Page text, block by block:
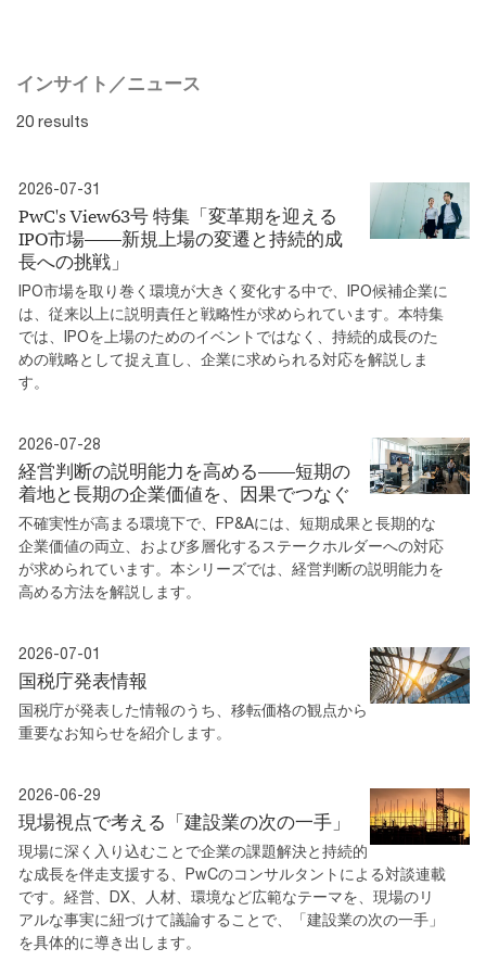
インサイト／ニュース
20 results
2026-07-31
PwC's View63号 特集「変革期を迎える
IPO市場――新規上場の変遷と持続的成
長への挑戦」
IPO市場を取り巻く環境が大きく変化する中で、IPO候補企業に
は、従来以上に説明責任と戦略性が求められています。本特集
では、IPOを上場のためのイベントではなく、持続的成長のた
めの戦略として捉え直し、企業に求められる対応を解説しま
す。
2026-07-28
経営判断の説明能力を高める――短期の
着地と長期の企業価値を、因果でつなぐ
不確実性が高まる環境下で、FP&Aには、短期成果と長期的な
企業価値の両立、および多層化するステークホルダーへの対応
が求められています。本シリーズでは、経営判断の説明能力を
高める方法を解説します。
2026-07-01
国税庁発表情報
国税庁が発表した情報のうち、移転価格の観点から
重要なお知らせを紹介します。
2026-06-29
現場視点で考える「建設業の次の一手」
現場に深く入り込むことで企業の課題解決と持続的
な成長を伴走支援する、PwCのコンサルタントによる対談連載
です。経営、DX、人材、環境など広範なテーマを、現場のリ
アルな事実に紐づけて議論することで、「建設業の次の一手」
を具体的に導き出します。